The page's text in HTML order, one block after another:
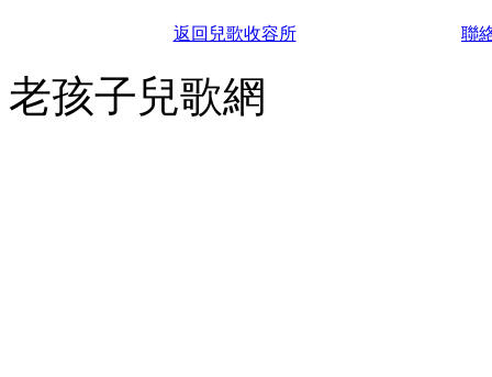
返回兒歌收容所 聯
老孩子兒歌網